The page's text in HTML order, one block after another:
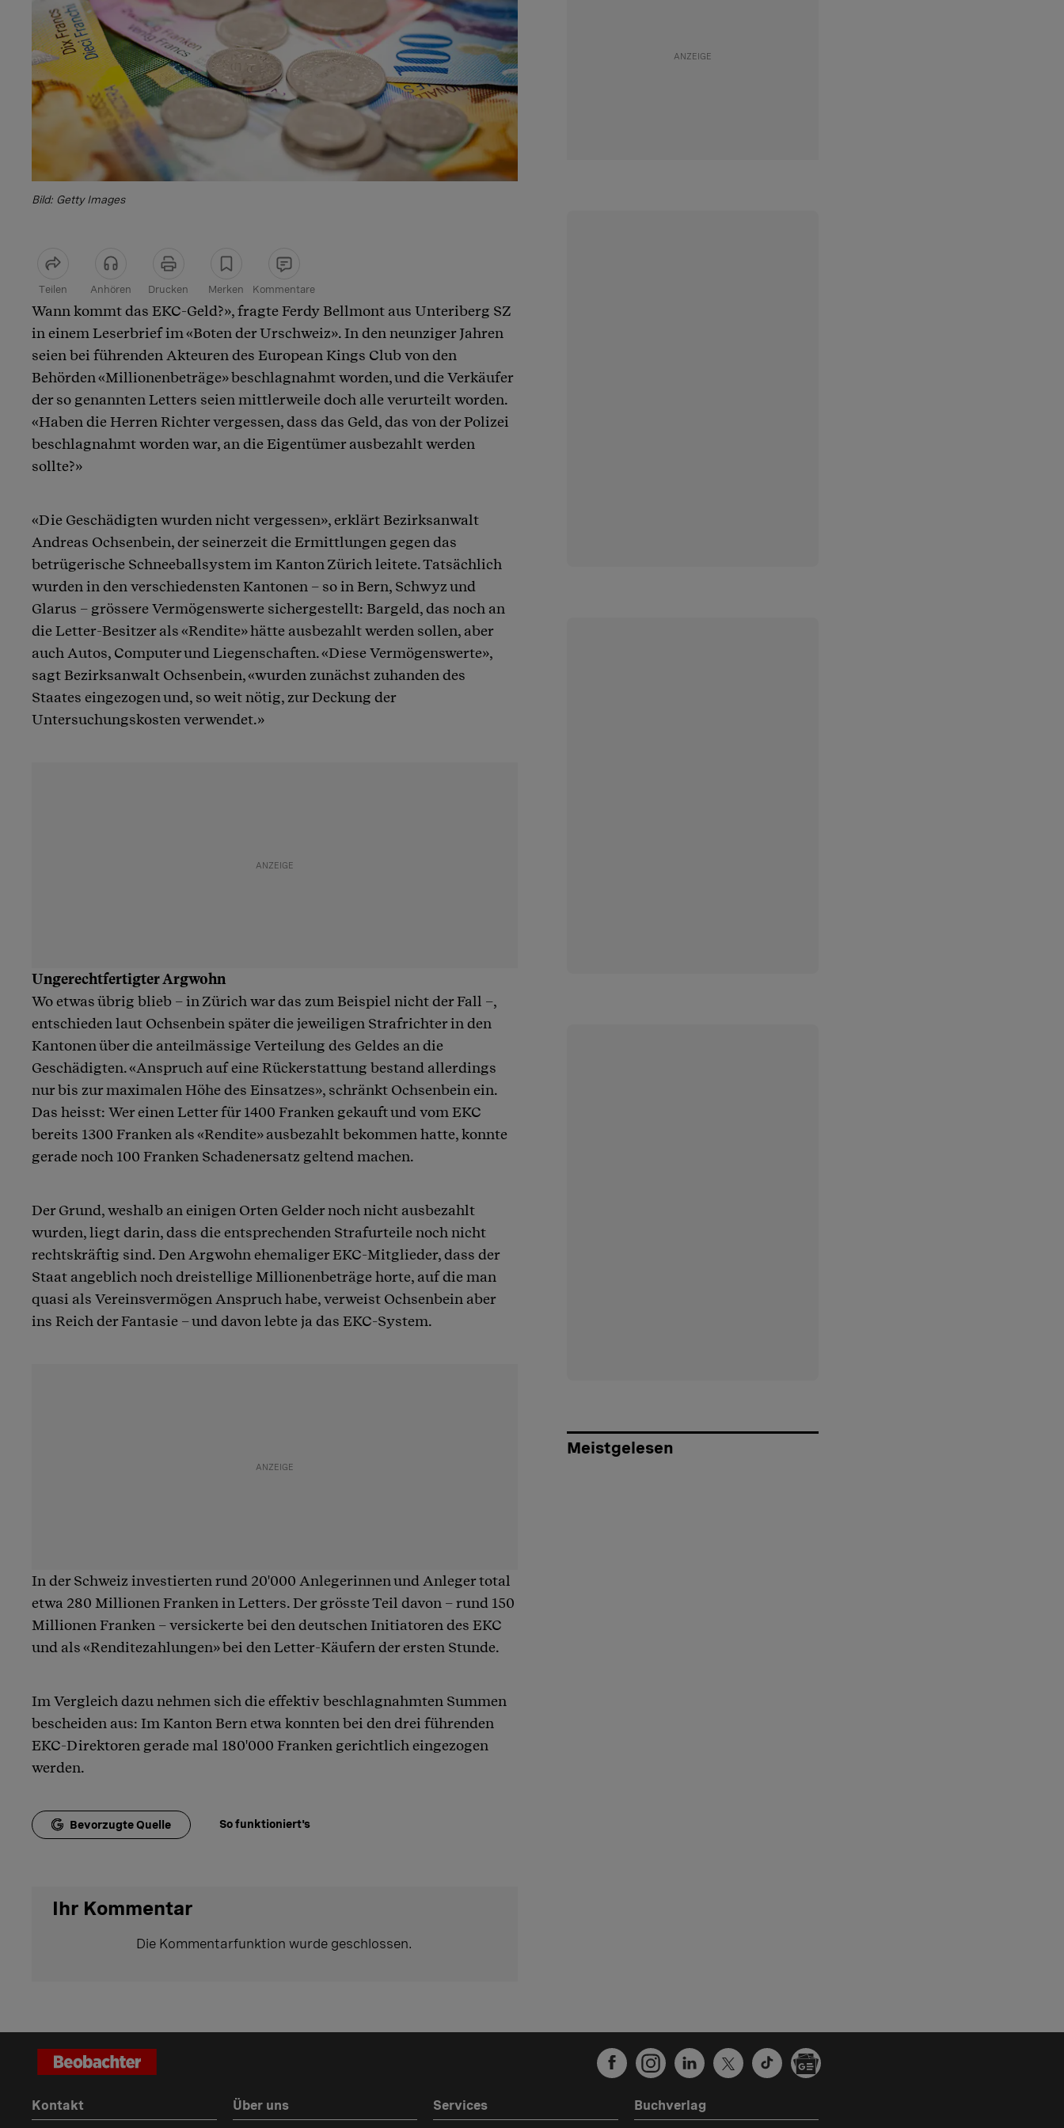
Bild: Getty Images
Teilen Anhören Drucken Merken Kommentare
Artikel teilen
Wann kommt das EKC-Geld?», fragte Ferdy Bellmont aus Unteriberg SZ
in einem Leserbrief im «Boten der Urschweiz». In den neunziger Jahren
seien bei führenden Akteuren des European Kings Club von den
Behörden «Millionenbeträge» beschlagnahmt worden, und die Verkäufer
der so genannten Letters seien mittlerweile doch alle verurteilt worden.
«Haben die Herren Richter vergessen, dass das Geld, das von der Polizei
beschlagnahmt worden war, an die Eigentümer ausbezahlt werden
sollte?»
«Die Geschädigten wurden nicht vergessen», erklärt Bezirksanwalt
Andreas Ochsenbein, der seinerzeit die Ermittlungen gegen das
betrügerische Schneeballsystem im Kanton Zürich leitete. Tatsächlich
wurden in den verschiedensten Kantonen – so in Bern, Schwyz und
Glarus – grössere Vermögenswerte sichergestellt: Bargeld, das noch an
die Letter-Besitzer als «Rendite» hätte ausbezahlt werden sollen, aber
auch Autos, Computer und Liegenschaften. «Diese Vermögenswerte»,
sagt Bezirksanwalt Ochsenbein, «wurden zunächst zuhanden des
Staates eingezogen und, so weit nötig, zur Deckung der
Untersuchungskosten verwendet.»
Ungerechtfertigter Argwohn
Wo etwas übrig blieb – in Zürich war das zum Beispiel nicht der Fall –,
entschieden laut Ochsenbein später die jeweiligen Strafrichter in den
Kantonen über die anteilmässige Verteilung des Geldes an die
Geschädigten. «Anspruch auf eine Rückerstattung bestand allerdings
nur bis zur maximalen Höhe des Einsatzes», schränkt Ochsenbein ein.
Das heisst: Wer einen Letter für 1400 Franken gekauft und vom EKC
bereits 1300 Franken als «Rendite» ausbezahlt bekommen hatte, konnte
gerade noch 100 Franken Schadenersatz geltend machen.
Der Grund, weshalb an einigen Orten Gelder noch nicht ausbezahlt
wurden, liegt darin, dass die entsprechenden Strafurteile noch nicht
rechtskräftig sind. Den Argwohn ehemaliger EKC-Mitglieder, dass der
Staat angeblich noch dreistellige Millionenbeträge horte, auf die man
quasi als Vereinsvermögen Anspruch habe, verweist Ochsenbein aber
ins Reich der Fantasie – und davon lebte ja das EKC-System.
In der Schweiz investierten rund 20'000 Anlegerinnen und Anleger total
etwa 280 Millionen Franken in Letters. Der grösste Teil davon – rund 150
Millionen Franken – versickerte bei den deutschen Initiatoren des EKC
und als «Renditezahlungen» bei den Letter-Käufern der ersten Stunde.
Im Vergleich dazu nehmen sich die effektiv beschlagnahmten Summen
bescheiden aus: Im Kanton Bern etwa konnten bei den drei führenden
EKC-Direktoren gerade mal 180'000 Franken gerichtlich eingezogen
werden.
Bevorzugte Quelle So funktioniert's
Ihr Kommentar
Die Kommentarfunktion wurde geschlossen.
Meistgelesen
Kontakt Über uns Services Buchverlag